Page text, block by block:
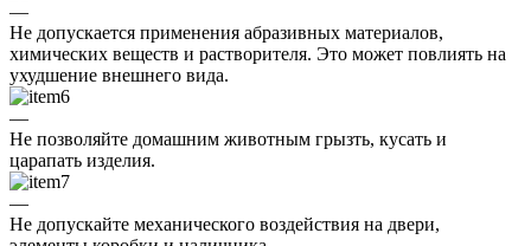
—
Не допускается применения абразивных материалов,
химических веществ и растворителя. Это может повлиять на
ухудшение внешнего вида.
—
Не позволяйте домашним животным грызть, кусать и
царапать изделия.
—
Не допускайте механического воздействия на двери,